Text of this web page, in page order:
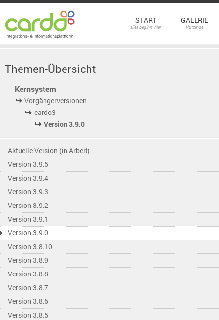
START
alles beginnt hier
GALERIE
Nutzende
Themen-Übersicht
Kernsystem
Vorgängerversionen
cardo3
Version 3.9.0
Aktuelle Version (in Arbeit)
Version 3.9.5
Version 3.9.4
Version 3.9.3
Version 3.9.2
Version 3.9.1
Version 3.9.0
Version 3.8.10
Version 3.8.9
Version 3.8.8
Version 3.8.7
Version 3.8.6
Version 3.8.5